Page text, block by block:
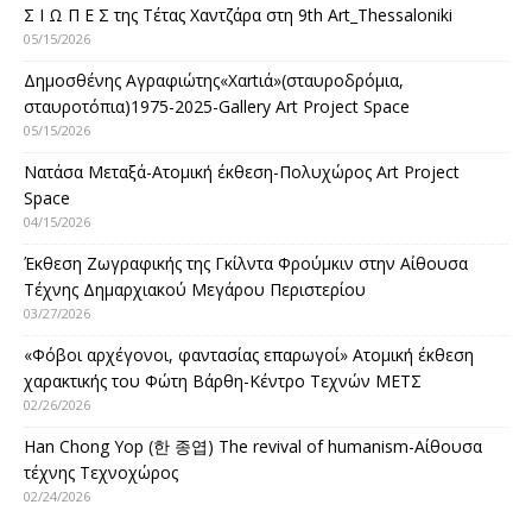
Σ Ι Ω Π Ε Σ της Τέτας Χαντζάρα στη 9th Art_Thessaloniki
05/15/2026
Δημοσθένης Αγραφιώτης«Xαrtιά»(σταυροδρόμια,
σταυροτόπια)1975-2025-Gallery Art Project Space
05/15/2026
Νατάσα Μεταξά-Ατομική έκθεση-Πολυχώρος Art Project
Space
04/15/2026
Έκθεση Ζωγραφικής της Γκίλντα Φρούμκιν στην Αίθουσα
Τέχνης Δημαρχιακού Μεγάρου Περιστερίου
03/27/2026
«Φόβοι αρχέγονοι, φαντασίας επαρωγοί» Ατομική έκθεση
χαρακτικής του Φώτη Βάρθη-Κέντρο Τεχνών ΜΕΤΣ
02/26/2026
Han Chong Yop (한 종엽) The revival of humanism-Αίθουσα
τέχνης Τεχνοχώρος
02/24/2026